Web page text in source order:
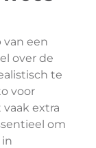
van een
over de
te
voor
extra
om
in